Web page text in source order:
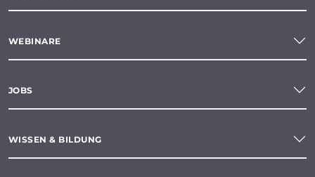
WEBINARE
JOBS
WISSEN & BILDUNG